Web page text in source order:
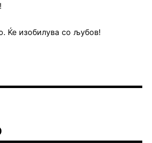
Ќе изобилува со љубов!